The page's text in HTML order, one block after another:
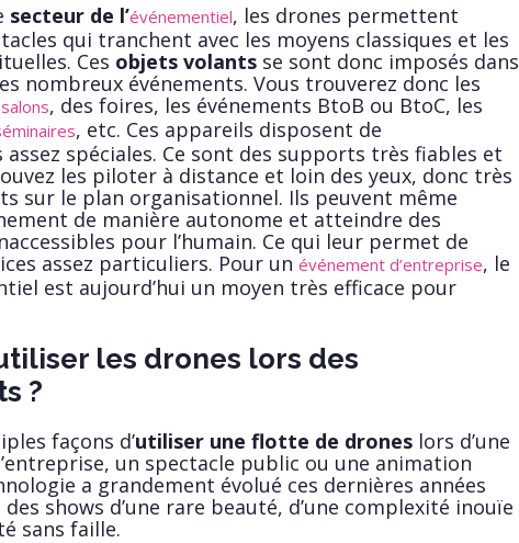
secteur de l’événementiel, les drones permettent
qui tranchent avec les moyens classiques et les
Ces objets volants se sont donc imposés dans
nombreux événements. Vous trouverez donc les
salons, des foires, les événements BtoB ou BtoC, les
, etc. Ces appareils disposent de
spéciales. Ce sont des supports très fiables et
les piloter à distance et loin des yeux, donc très
sur le plan organisationnel. Ils peuvent même
de manière autonome et atteindre des
pour l’humain. Ce qui leur permet de
assez particuliers. Pour un événement d’entreprise, le
est aujourd’hui un moyen très efficace pour
les drones lors des
?
façons d’utiliser une flotte de drones lors d’une
un spectacle public ou une animation
a grandement évolué ces dernières années
shows d’une rare beauté, d’une complexité inouïe
sans faille.